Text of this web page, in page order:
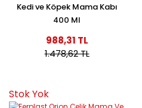
Kedi ve Köpek Mama Kabı
400 Ml
988,31 TL
1.478,62 TL
Stok Yok